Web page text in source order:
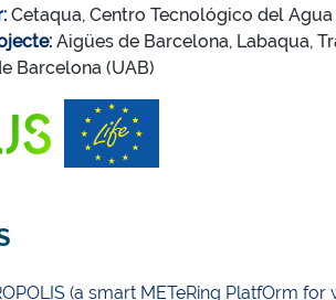
Cetaqua, Centro Tecnológico del Agua
Aigües de Barcelona, Labaqua,
Barcelona (UAB)
(a smart METeRing PlatfOrm